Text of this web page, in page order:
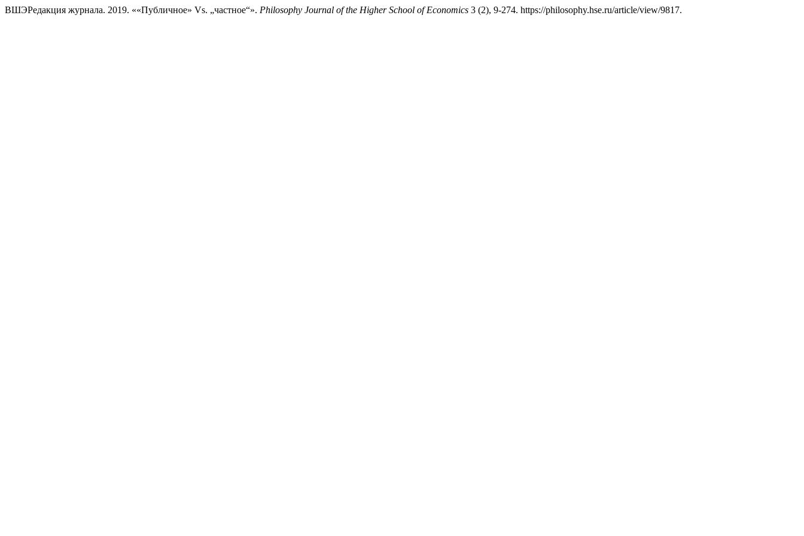
ВШЭРедакция журнала. 2019. ««Публичное» Vs. „частное“». Philosophy Journal of the Higher School of Economics 3 (2), 9-274. https://philosophy.hse.ru/article/view/9817.